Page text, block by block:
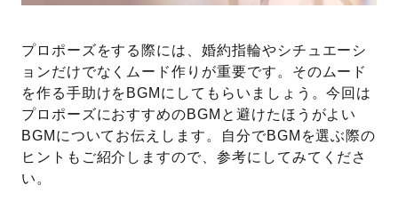
プロポーズをする際には、婚約指輪やシチュエーシ
ョンだけでなくムード作りが重要です。そのムード
を作る手助けをBGMにしてもらいましょう。今回は
プロポーズにおすすめのBGMと避けたほうがよい
BGMについてお伝えします。自分でBGMを選ぶ際の
ヒントもご紹介しますので、参考にしてみてくださ
い。